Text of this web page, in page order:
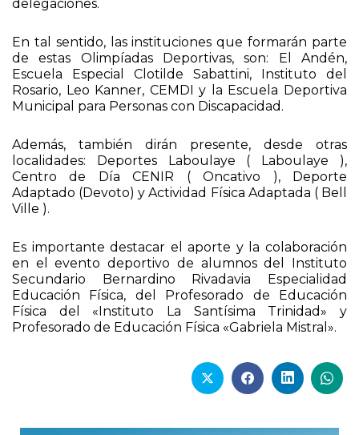
delegaciones.
En tal sentido, las instituciones que formarán parte
de estas Olimpíadas Deportivas, son: El Andén,
Escuela Especial Clotilde Sabattini, Instituto del
Rosario, Leo Kanner, CEMDI y la Escuela Deportiva
Municipal para Personas con Discapacidad.
Además, también dirán presente, desde otras
localidades: Deportes Laboulaye ( Laboulaye ),
Centro de Día CENIR ( Oncativo ), Deporte
Adaptado (Devoto) y Actividad Física Adaptada ( Bell
Ville ).
Es importante destacar el aporte y la colaboración
en el evento deportivo de alumnos del Instituto
Secundario Bernardino Rivadavia Especialidad
Educación Física, del Profesorado de Educación
Física del «Instituto La Santísima Trinidad» y
Profesorado de Educación Física «Gabriela Mistral».